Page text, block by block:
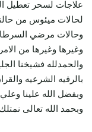
علاجات لسحر تعطيل
لحالات ميئوس من
وحالات مرضي
وغيرها وغيرها من
والحمدلله فشيخنا
بالرقيه الشرعيه
وبفضل الله علينا
وبحمد الله تعالى